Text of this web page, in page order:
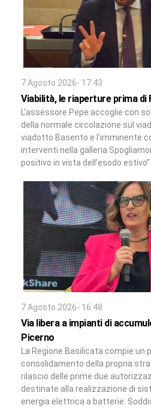
7 Agosto 2026- 17:43
Viabilità, le riaperture prima
L’assessore Pepe accoglie con
della normale circolazione sul
viadotto Basento e l’imminente
interventi nella galleria
positivo in vista dell’esodo estivo”
7 Agosto 2026- 16:48
Via libera a impianti di
Picerno
La Regione Basilicata compie un
consolidamento della propria
rilascio delle prime due
destinate alla realizzazione di
energia elettrica a batterie.